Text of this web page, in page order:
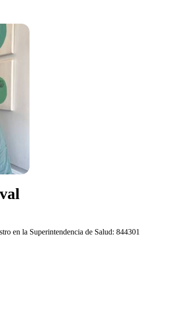
en la Superintendencia de Salud: 844301